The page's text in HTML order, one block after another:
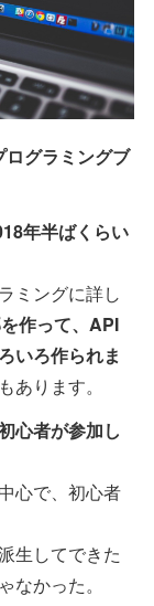
グラミングブ
年半ばくらい
ミングに詳し
作って、API
いろ作られま
あります。
心者が参加し
心で、初心者
生してできた
なかった。